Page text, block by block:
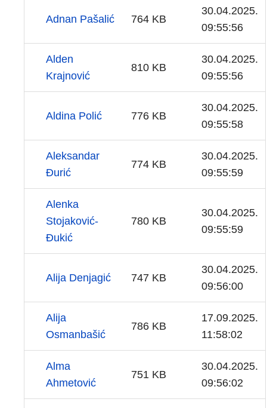
Adnan Pašalić 764 KB
30.04.2025.
09:55:56
Alden
Krajnović
810 KB
30.04.2025.
09:55:56
Aldina Polić 776 KB
30.04.2025.
09:55:58
Aleksandar
Đurić
774 KB
30.04.2025.
09:55:59
Alenka
Stojaković-
Đukić
780 KB
30.04.2025.
09:55:59
Alija Denjagić 747 KB
30.04.2025.
09:56:00
Alija
Osmanbašić
786 KB
17.09.2025.
11:58:02
Alma
Ahmetović
751 KB
30.04.2025.
09:56:02